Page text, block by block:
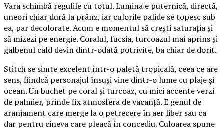
Vara schimbă regulile cu totul. Lumina e puternică, directă,
uneori chiar dură la prânz, iar culorile palide se topesc sub
ea, par decolorate. Acum e momentul să crești saturația și
să mizezi pe energie. Coralul, fucsia, turcoazul mai aprins și
galbenul cald devin dintr-odată potrivite, ba chiar de dorit.
Stitch se simte excelent într-o paletă tropicală, ceea ce are
sens, fiindcă personajul însuși vine dintr-o lume cu plaje și
ocean. Un buchet pe coral și turcoaz, cu mici accente verzi
de palmier, prinde fix atmosfera de vacanță. E genul de
aranjament care merge la o petrecere în aer liber sau ca
dar pentru cineva care pleacă în concediu. Culoarea spune